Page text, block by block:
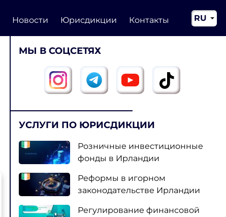
Новости Юрисдикции Контакты
RU
EN
МЫ В СОЦСЕТЯХ
УСЛУГИ ПО ЮРИСДИКЦИИ
Розничные инвестиционные
фонды в Ирландии
Реформы в игорном
законодательстве Ирландии
Регулирование финансовой